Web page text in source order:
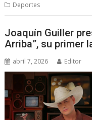
Deportes
Joaquín Guiller
Arriba”, su primer
abril 7, 2026 Editor